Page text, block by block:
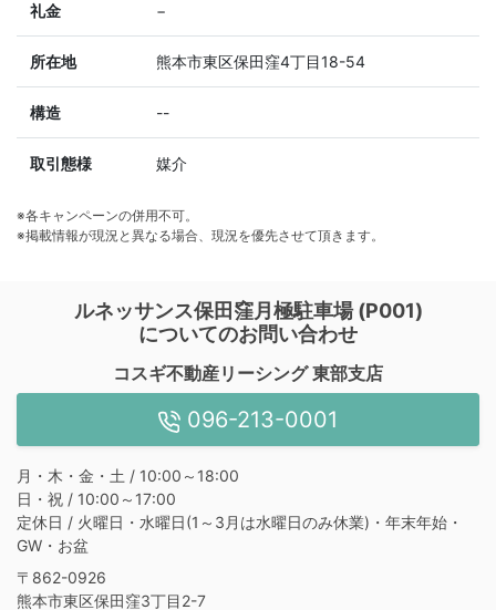
礼金 −
所在地 熊本市東区保田窪4丁目18-54
構造 --
取引態様 媒介
※各キャンペーンの併用不可。
※掲載情報が現況と異なる場合、現況を優先させて頂きます。
ルネッサンス保田窪月極駐車場 (P001)
についてのお問い合わせ
コスギ不動産リーシング 東部支店
096-213-0001
月・木・金・土 / 10:00～18:00
日・祝 / 10:00～17:00
定休日 / 火曜日・水曜日(1～3月は水曜日のみ休業)・年末年始・
GW・お盆
〒862-0926
熊本市東区保田窪3丁目2-7